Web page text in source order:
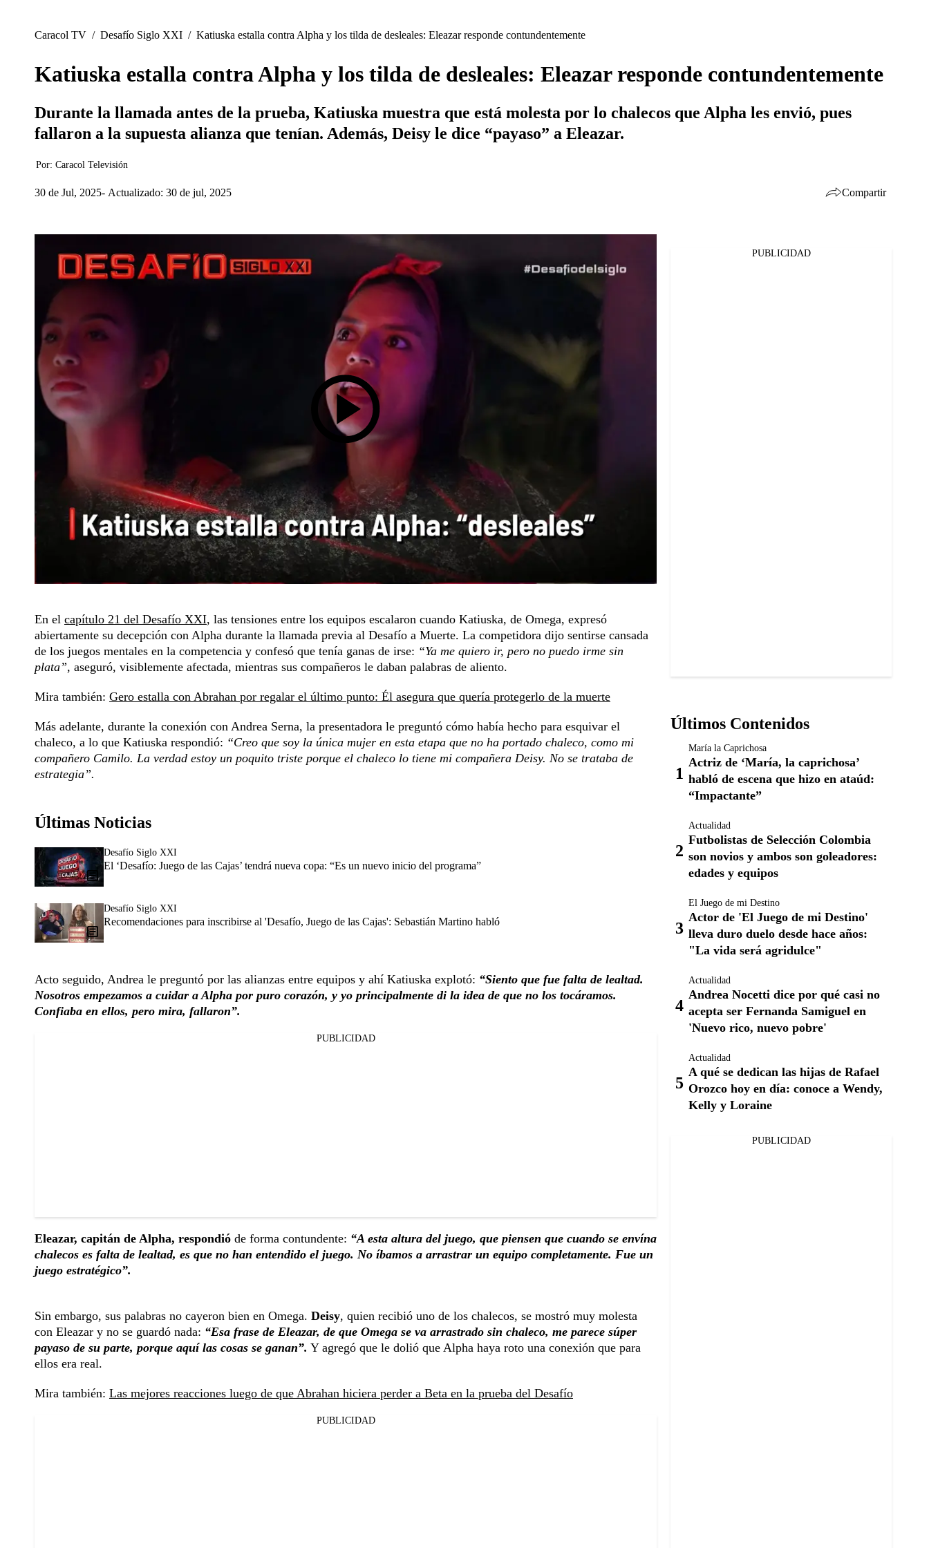
Caracol TV / Desafío Siglo XXI / Katiuska estalla contra Alpha y los tilda de desleales: Eleazar responde contundentemente
Katiuska estalla contra Alpha y los tilda de desleales: Eleazar responde contundentemente
Durante la llamada antes de la prueba, Katiuska muestra que está molesta por lo chalecos que Alpha les envió, pues
fallaron a la supuesta alianza que tenían. Además, Deisy le dice “payaso” a Eleazar.
Por: Caracol Televisión
30 de Jul, 2025 Actualizado: 30 de jul, 2025 Compartir
En el capítulo 21 del Desafío XXI, las tensiones entre los equipos escalaron cuando Katiuska, de Omega, expresó
abiertamente su decepción con Alpha durante la llamada previa al Desafío a Muerte. La competidora dijo sentirse cansada
de los juegos mentales en la competencia y confesó que tenía ganas de irse: “Ya me quiero ir, pero no puedo irme sin
plata”, aseguró, visiblemente afectada, mientras sus compañeros le daban palabras de aliento.
Mira también: Gero estalla con Abrahan por regalar el último punto: Él asegura que quería protegerlo de la muerte
Más adelante, durante la conexión con Andrea Serna, la presentadora le preguntó cómo había hecho para esquivar el
chaleco, a lo que Katiuska respondió: “Creo que soy la única mujer en esta etapa que no ha portado chaleco, como mi
compañero Camilo. La verdad estoy un poquito triste porque el chaleco lo tiene mi compañera Deisy. No se trataba de
estrategia”.
Últimas Noticias
Desafío Siglo XXI
El ‘Desafío: Juego de las Cajas’ tendrá nueva copa: “Es un nuevo inicio del programa”
Desafío Siglo XXI
Recomendaciones para inscribirse al 'Desafío, Juego de las Cajas': Sebastián Martino habló
Acto seguido, Andrea le preguntó por las alianzas entre equipos y ahí Katiuska explotó: “Siento que fue falta de lealtad.
Nosotros empezamos a cuidar a Alpha por puro corazón, y yo principalmente di la idea de que no los tocáramos.
Confiaba en ellos, pero mira, fallaron”.
PUBLICIDAD
Eleazar, capitán de Alpha, respondió de forma contundente: “A esta altura del juego, que piensen que cuando se envína
chalecos es falta de lealtad, es que no han entendido el juego. No íbamos a arrastrar un equipo completamente. Fue un
juego estratégico”.
Sin embargo, sus palabras no cayeron bien en Omega. Deisy, quien recibió uno de los chalecos, se mostró muy molesta
con Eleazar y no se guardó nada: “Esa frase de Eleazar, de que Omega se va arrastrado sin chaleco, me parece súper
payaso de su parte, porque aquí las cosas se ganan”. Y agregó que le dolió que Alpha haya roto una conexión que para
ellos era real.
Mira también: Las mejores reacciones luego de que Abrahan hiciera perder a Beta en la prueba del Desafío
PUBLICIDAD
PUBLICIDAD
Últimos Contenidos
María la Caprichosa
Actriz de ‘María, la caprichosa’
habló de escena que hizo en ataúd:
“Impactante”
Actualidad
Futbolistas de Selección Colombia
son novios y ambos son goleadores:
edades y equipos
El Juego de mi Destino
Actor de 'El Juego de mi Destino'
lleva duro duelo desde hace años:
"La vida será agridulce"
Actualidad
Andrea Nocetti dice por qué casi no
acepta ser Fernanda Samiguel en
'Nuevo rico, nuevo pobre'
Actualidad
A qué se dedican las hijas de Rafael
Orozco hoy en día: conoce a Wendy,
Kelly y Loraine
PUBLICIDAD